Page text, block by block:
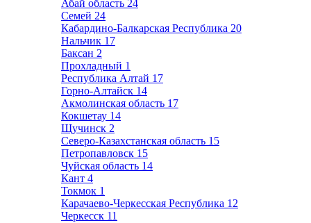
Абай область 24
Семей 24
Кабардино-Балкарская Республика 20
Нальчик 17
Баксан 2
Прохладный 1
Республика Алтай 17
Горно-Алтайск 14
Акмолинская область 17
Кокшетау 14
Щучинск 2
Северо-Казахстанская область 15
Петропавловск 15
Чуйская область 14
Кант 4
Токмок 1
Карачаево-Черкесская Республика 12
Черкесск 11